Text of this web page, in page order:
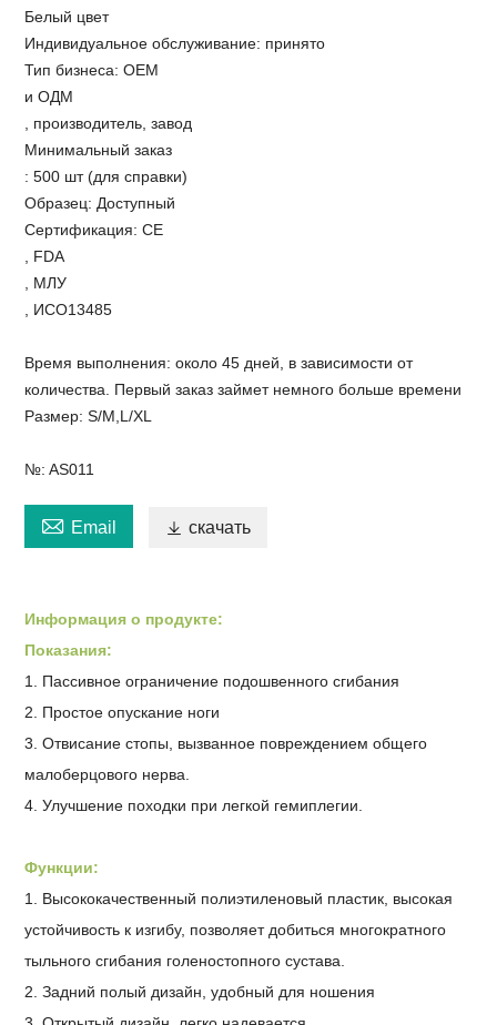
Белый цвет
Индивидуальное обслуживание: принято
Тип бизнеса: ОЕМ
и ОДМ
, производитель, завод
Минимальный заказ
: 500 шт (для справки)
Образец: Доступный
Сертификация: CE
, FDA
, МЛУ
, ИСО13485
Время выполнения: около 45 дней, в зависимости от
количества. Первый заказ займет немного больше времени
Размер: S/M,L/XL
№: AS011
 Email  скачать
Информация о продукте:
Показания:
1. Пассивное ограничение подошвенного сгибания
2. Простое опускание ноги
3. Отвисание стопы, вызванное повреждением общего
малоберцового нерва.
4. Улучшение походки при легкой гемиплегии.
Функции:
1. Высококачественный полиэтиленовый пластик, высокая
устойчивость к изгибу, позволяет добиться многократного
тыльного сгибания голеностопного сустава.
2. Задний полый дизайн, удобный для ношения